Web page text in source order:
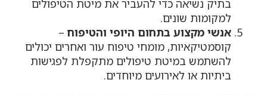
בתיק נשיאה כדי להעביר את מיטת הטיפולים
למקומות שונים.
אנשי מקצוע בתחום היופי והטיפוח –
קוסמטיקאיות, מומחי טיפוח עור ואחרים יכולים
להשתמש במיטת טיפולים מתקפלת לפגישות
ביתיות או לאירועים מיוחדים.